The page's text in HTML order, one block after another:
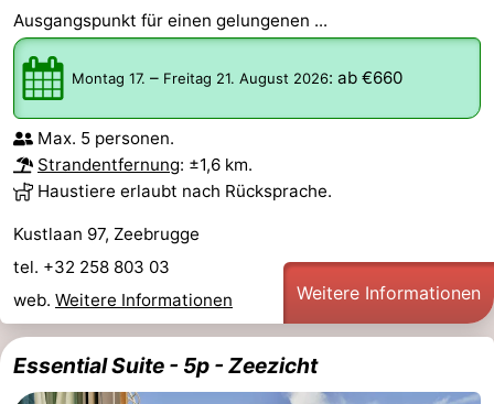
Ausgangspunkt für einen gelungenen ...
Montag 17. – Freitag 21. August 2026: ab €660
Max. 5 personen.
Strandentfernung: ±1,6 km.
Haustiere erlaubt nach Rücksprache.
Kustlaan 97, Zeebrugge
tel. +32 258 803 03
web. Weitere Informationen Weitere Informationen
Essential Suite - 5p - Zeezicht